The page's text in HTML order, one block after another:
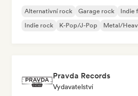
Alternativní rock Garage rock Indie
Indie rock
K-Pop/J-Pop Metal/
Pravda Records
Vydavatelství